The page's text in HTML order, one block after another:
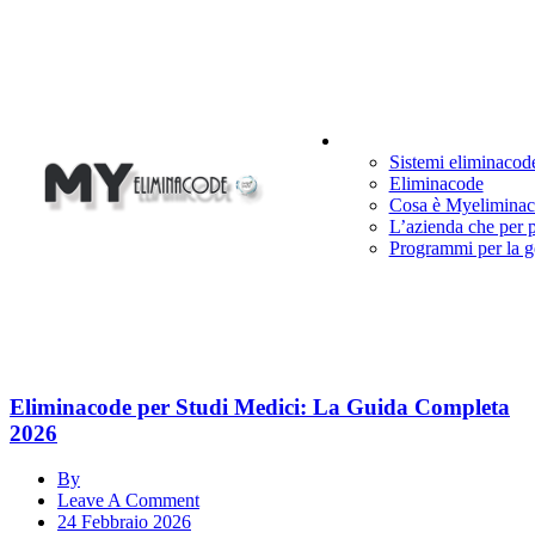
Sistemi
Eliminacode
Cosa è
L’azienda che
Programmi per la
Eliminacode per Studi Medici: La Guida Completa
2026
By
Leave A Comment
24 Febbraio 2026